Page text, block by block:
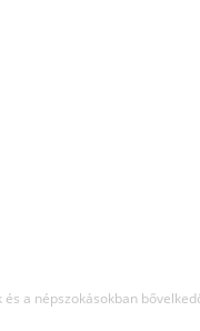
és a népszokásokban